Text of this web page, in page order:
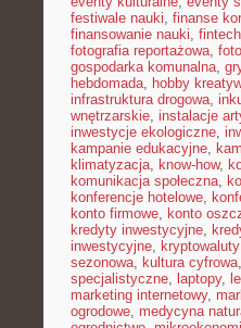
festiwale nauki, finanse
finansowanie nauki, fintech
fotografia reportażowa,
gospodarka komunalna,
hebdomada, hobby
infrastruktura drogowa,
wnętrzarskie, instalacje
inwestycje ekologiczne,
kampanie edukacyjne,
klimatyzacja, know-how,
komunikacja społeczna,
konferencje hotelowe,
konto firmowe, konto
kredyty inwestycyjne,
inwestycyjne,
sezonowa, kultura cyfrowa,
specjalistyczne, laptopy,
marketing internetowy,
ogrodowe, medycyna